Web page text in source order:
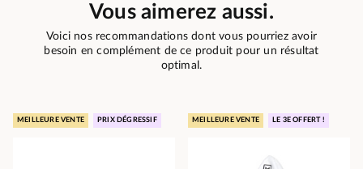
Vous aimerez aussi.
Voici nos recommandations dont vous pourriez avoir
besoin en complément de ce produit pour un résultat
optimal.
MEILLEURE VENTE PRIX DÉGRESSIF MEILLEURE VENTE LE 3E OFFERT !